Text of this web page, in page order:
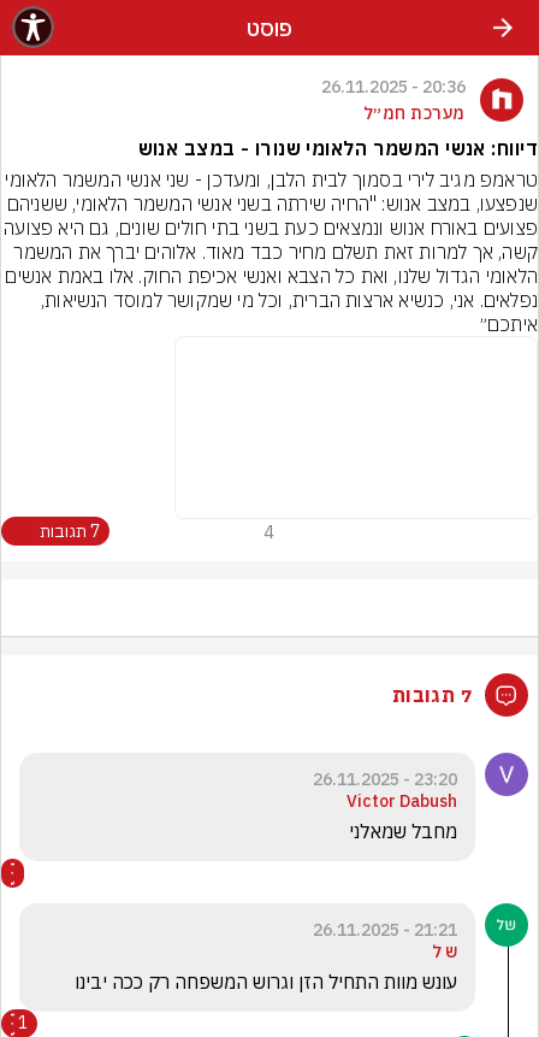
פוסט
20:36 - 26.11.2025
מערכת חמ״ל
דיווח: אנשי המשמר הלאומי שנורו - במצב אנוש
קשה, אך למרות זאת תשלם מחיר כבד מאוד. אלוהים יברך את המשמר
איתכם״
4 7 תגובות
7 תגובות
23:20 - 26.11.2025
Victor Dabush
מחבל שמאלני
21:21 - 26.11.2025
ש ל
עונש מוות התחיל הזן וגרוש המשפחה רק ככה יבינו
1